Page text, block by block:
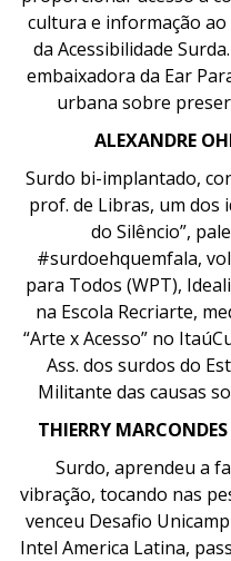
cultura e informação
da Acessibilidade
embaixadora da Ear
urbana sobre
ALEXANDRE
Surdo bi-implantado,
prof. de Libras, um dos
do Silêncio”,
#surdoehquemfala,
para Todos (WPT),
na Escola Recriarte,
“Arte x Acesso” no
Ass. dos surdos do
Militante das causas
THIERRY
Surdo, aprendeu a
vibração, tocando nas
venceu Desafio
Intel America Latina,